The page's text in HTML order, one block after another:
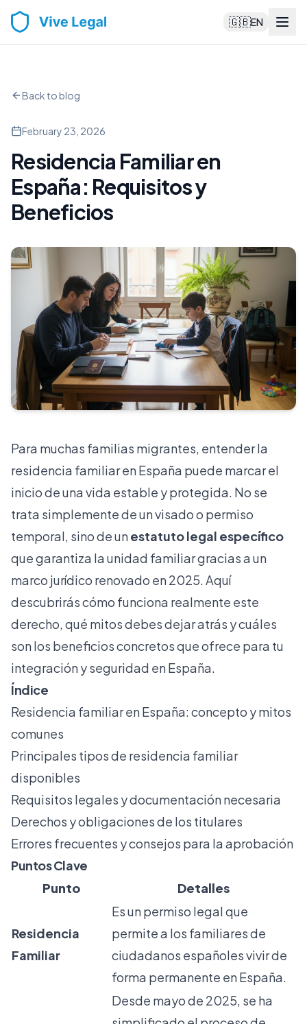
🇬🇧EN
Back to blog
February 23, 2026
Residencia Familiar en
España: Requisitos y
Beneficios
Para muchas familias migrantes, entender la
residencia familiar en España puede marcar el
inicio de una vida estable y protegida. No se
trata simplemente de un visado o permiso
temporal, sino de unestatuto legal específico
que garantiza la unidad familiar gracias a un
marco jurídico renovado en 2025. Aquí
descubrirás cómo funciona realmente este
derecho, qué mitos debes dejar atrás y cuáles
son los beneficios concretos que ofrece para tu
integración y seguridad en España.
Índice
Residencia familiar en España: concepto y mitos
comunes
Principales tipos de residencia familiar
disponibles
Requisitos legales y documentación necesaria
Derechos y obligaciones de los titulares
Errores frecuentes y consejos para la aprobación
Puntos Clave
Punto
Detalles
Residencia
Familiar
Es un permiso legal que
permite a los familiares de
ciudadanos españoles vivir de
forma permanente en España.
Desde mayo de 2025, se ha